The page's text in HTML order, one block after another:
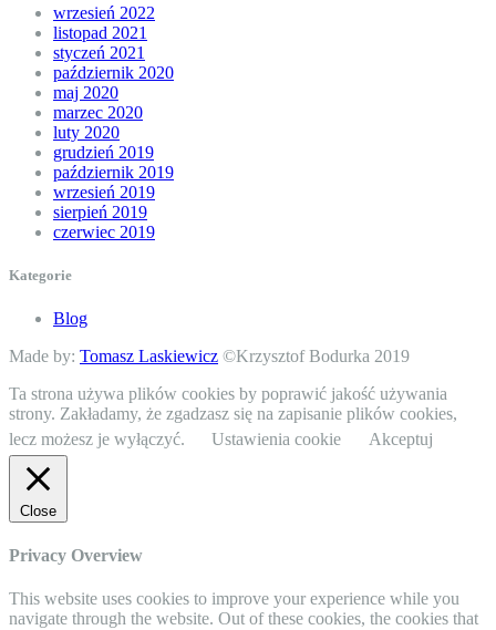
wrzesień 2022
listopad 2021
styczeń 2021
październik 2020
maj 2020
marzec 2020
luty 2020
grudzień 2019
październik 2019
wrzesień 2019
sierpień 2019
czerwiec 2019
Kategorie
Blog
Made by: Tomasz Laskiewicz ©Krzysztof Bodurka 2019
Ta strona używa plików cookies by poprawić jakość używania
strony. Zakładamy, że zgadzasz się na zapisanie plików cookies,
lecz możesz je wyłączyć.
Ustawienia cookie Akceptuj
Close
Privacy Overview
This website uses cookies to improve your experience while you
navigate through the website. Out of these cookies, the cookies that